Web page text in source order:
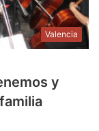
Valencia
y